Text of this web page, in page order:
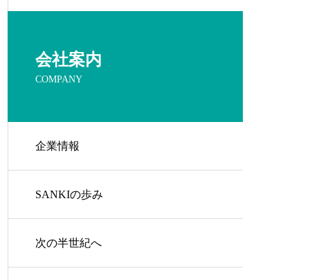
会社案内
COMPANY
企業情報
SANKIの歩み
次の半世紀へ